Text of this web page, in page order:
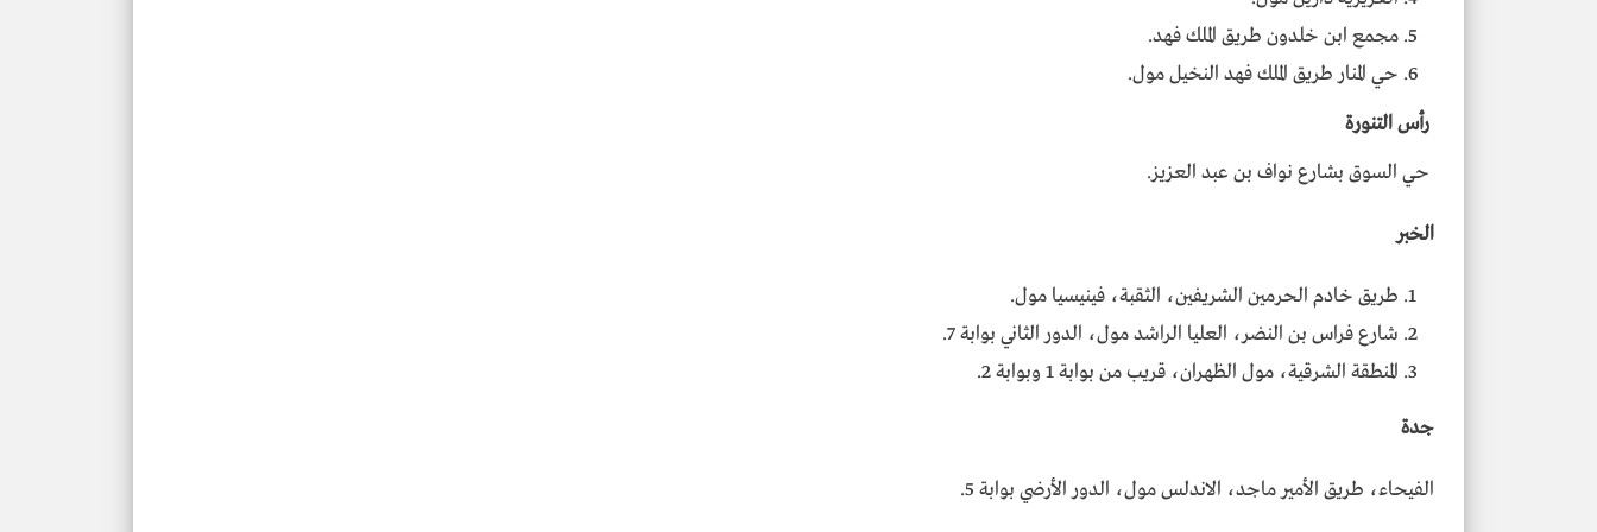
مجمع ابن خلدون طريق الملك فهد.
حي المنار طريق الملك فهد النخيل مول.
رأس التنورة
حي السوق بشارع نواف بن عبد العزيز.
الخبر
طريق خادم الحرمين الشريفين، الثقبة، فينيسيا مول.
شارع فراس بن النضر، العليا الراشد مول، الدور الثاني بوابة 7.
المنطقة الشرقية، مول الظهران، قريب من بوابة 1 وبوابة 2.
جدة
الفيحاء، طريق الأمير ماجد، الاندلس مول، الدور الأرضي بوابة 5.